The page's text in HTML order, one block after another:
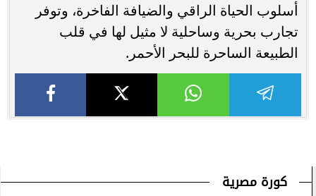
أسلوب الحياة الراقي والضيافة الفاخرة، وتوفر
تجارب بحرية وساحلية لا مثيل لها في قلب
الطبيعة الساحرة للبحر الأحمر.
كورة مصرية